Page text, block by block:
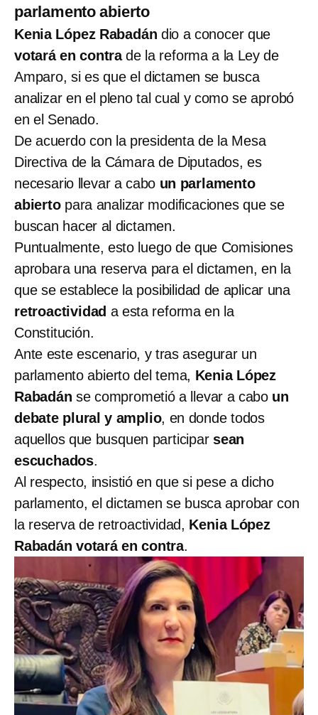
parlamento abierto
Kenia López Rabadán dio a conocer que
votará en contrade la reforma a la Ley de
Amparo, si es que el dictamen se busca
analizar en el pleno tal cual y como se aprobó
en el Senado.
De acuerdo con la presidenta de la Mesa
Directiva de la Cámara de Diputados, es
necesario llevar a cabo un parlamento
abiertopara analizar modificaciones que se
buscan hacer al dictamen.
Puntualmente, esto luego de que Comisiones
aprobara una reserva para el dictamen, en la
que se establece la posibilidad de aplicar una
retroactividad a esta reforma en la
Constitución.
Ante este escenario, y tras asegurar un
parlamento abierto del tema, Kenia López
Rabadán se comprometió a llevar a cabo un
debate plural y amplio, en donde todos
aquellos que busquen participar sean
escuchados.
Al respecto, insistió en que si pese a dicho
parlamento, el dictamen se busca aprobar con
la reserva de retroactividad, Kenia López
Rabadán votará en contra.